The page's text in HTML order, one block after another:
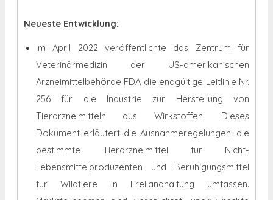
Neueste Entwicklung:
Im April 2022 veröffentlichte das Zentrum für
Veterinärmedizin der US-amerikanischen
Arzneimittelbehörde FDA die endgültige Leitlinie Nr.
256 für die Industrie zur Herstellung von
Tierarzneimitteln aus Wirkstoffen. Dieses
Dokument erläutert die Ausnahmeregelungen, die
bestimmte Tierarzneimittel für Nicht-
Lebensmittelproduzenten und Beruhigungsmittel
für Wildtiere in Freilandhaltung umfassen.